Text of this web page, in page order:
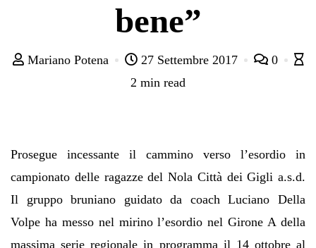
bene”
Mariano Potena 27 Settembre 2017
0
2 min read
Prosegue incessante il cammino verso l’esordio in
campionato delle ragazze del Nola Città dei Gigli a.s.d.
Il gruppo bruniano guidato da coach Luciano Della
Volpe ha messo nel mirino l’esordio nel Girone A della
massima serie regionale in programma il 14 ottobre al